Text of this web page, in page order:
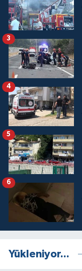
3
4
5
6
Yükleniyor...